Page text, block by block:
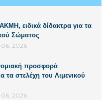
ειδικά δίδακτρα για τα
Σώματος
06, 2026
προσφορά
τα στελέχη του Λιμενικού
06, 2026